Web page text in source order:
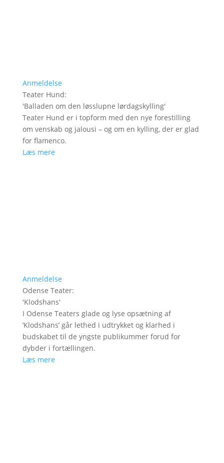
Anmeldelse
Teater Hund:
'Balladen om den løsslupne lørdagskylling'
Teater Hund er i topform med den nye forestilling
om venskab og jalousi – og om en kylling, der er glad
for flamenco.
Læs mere
Anmeldelse
Odense Teater:
'Klodshans'
I Odense Teaters glade og lyse opsætning af
’Klodshans’ går lethed i udtrykket og klarhed i
budskabet til de yngste publikummer forud for
dybder i fortællingen.
Læs mere